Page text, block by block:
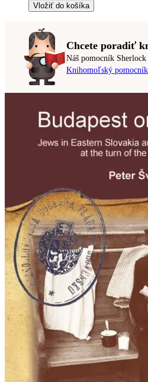
Vložiť do košíka
Chcete poradiť
Náš pomocník
Knihomoľský pomocník